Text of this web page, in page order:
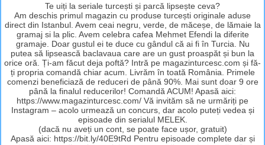
Te uiți la seriale turcești și parcă lipsește ceva?
Am deschis primul magazin cu produse turcești originale aduse
direct din Istanbul. Avem ceai negru, verde, de măceșe, de lămaie la
gramaj si la plic. Avem celebra cafea Mehmet Efendi la diferite
gramaje. Doar gustul ei te duce cu gândul că ai fi în Turcia. Nu
putea să lipsească baclavaua care are un gust proaspăt și bun la
orice oră. Ți-am făcut deja poftă? Intră pe magazinturcesc.com și fă-
ți propria comandă chiar acum. Livrăm în toată România. Primele
comenzi beneficiază de reduceri de până 90%. Mai sunt doar 9 ore
până la finalul reducerilor! Comandă ACUM! Apasă aici:
https://www.magazinturcesc.com/ Vă invităm să ne urmăriți pe
Instagram – acolo urmează un concurs, dar acolo puteți vedea și
episoade din serialul MELEK.
(dacă nu aveți un cont, se poate face ușor, gratuit)
Apasă aici: https://bit.ly/40E9tRd Pentru episoade complete dar și